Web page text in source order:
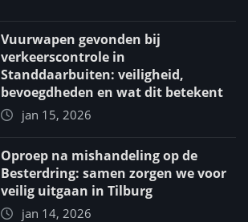
Vuurwapen gevonden bij
verkeerscontrole in
Standdaarbuiten: veiligheid,
bevoegdheden en wat dit betekent
jan 15, 2026
Oproep na mishandeling op de
Besterdring: samen zorgen we voor
veilig uitgaan in Tilburg
jan 14, 2026